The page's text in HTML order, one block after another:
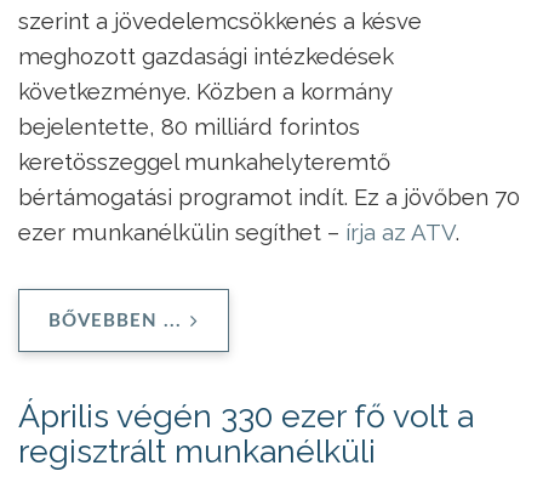
szerint a jövedelemcsökkenés a késve
meghozott gazdasági intézkedések
következménye. Közben a kormány
bejelentette, 80 milliárd forintos
keretösszeggel munkahelyteremtő
bértámogatási programot indít. Ez a jövőben 70
ezer munkanélkülin segíthet – írja az ATV.
BŐVEBBEN ...
Április végén 330 ezer fő volt a
regisztrált munkanélküli